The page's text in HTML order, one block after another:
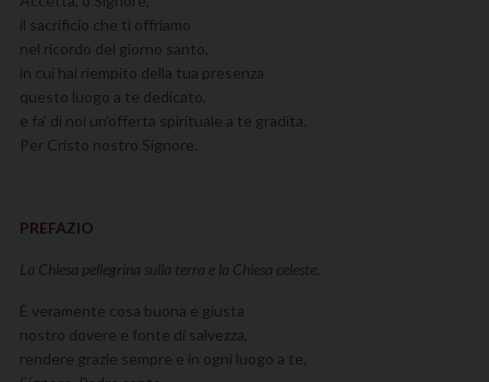
il sacrificio che ti offriamo
nel ricordo del giorno santo,
in cui hai riempito della tua presenza
questo luogo a te dedicato,
e fa’ di noi un’offerta spirituale a te gradita.
Per Cristo nostro Signore.
PREFAZIO
La Chiesa pellegrina sulla terra e la Chiesa celeste.
È veramente cosa buona e giusta
nostro dovere e fonte di salvezza,
rendere grazie sempre e in ogni luogo a te,